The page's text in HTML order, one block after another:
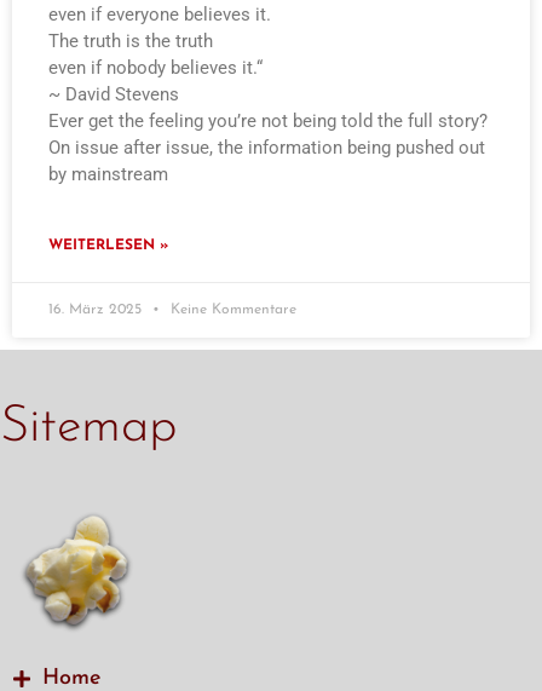
even if everyone believes it.
The truth is the truth
even if nobody believes it.“
~ David Stevens
Ever get the feeling you’re not being told the full story?
On issue after issue, the information being pushed out
by mainstream
WEITERLESEN »
16. März 2025 Keine Kommentare
Sitemap
Home